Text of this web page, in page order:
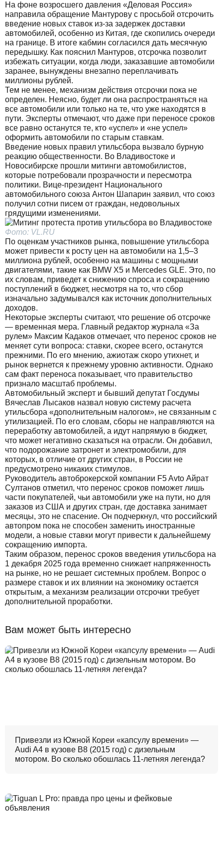
На фоне возросшего давления «Деловая Россия»
направила обращение Мантурову с просьбой отсрочить
введение новых ставок из-за задержек доставки
автомобилей, особенно из Китая, где скопились очереди
на границе. В итоге кабмин согласился дать месячную
передышку. Как пояснил Мантуров, отсрочка позволит
избежать ситуации, когда люди, заказавшие автомобили
заранее, вынуждены внезапно переплачивать
миллионы рублей.
Тем не менее, механизм действия отсрочки пока не
определен. Неясно, будет ли она распространяться на
все автомобили или только на те, что уже находятся в
пути. Эксперты отмечают, что даже при переносе сроков
все равно останутся те, кто «успел» и «не успел»
оформить автомобили по старым ставкам.
Введение новых правил утильсбора вызвало бурную
реакцию общественности. Во Владивостоке и
Новосибирске прошли митинги автомобилистов,
которые потребовали прозрачности и пересмотра
политики. Вице-президент Национального
автомобильного союза Антон Шапарин заявил, что союз
получил сотни писем от граждан, недовольных
грядущими изменениями.
Фото: VL.RU
По оценкам участников рынка, повышение утильсбора
может привести к росту цен на автомобили на 1,5–3
миллиона рублей, особенно на машины с мощными
двигателями, такие как BMW X5 и Mercedes GLE. Это, по
их словам, приведет к снижению спроса и сокращению
поступлений в бюджет, несмотря на то, что сбор
изначально задумывался как источник дополнительных
доходов.
Некоторые эксперты считают, что решение об отсрочке
— временная мера. Главный редактор журнала «За
рулем» Максим Кадаков отмечает, что перенос сроков не
меняет сути вопроса: ставки, скорее всего, останутся
прежними. По его мнению, ажиотаж скоро утихнет, и
рынок вернется к прежнему уровню активности. Однако
сам факт переноса показывает, что правительство
признало масштаб проблемы.
Автомобильный эксперт и бывший депутат Госдумы
Вячеслав Лысаков назвал новую систему расчета
утильсбора «дополнительным налогом», не связанным с
утилизацией. По его словам, сборы не направляются на
переработку автомобилей, а идут напрямую в бюджет,
что может негативно сказаться на отрасли. Он добавил,
что подорожание затронет и электромобили, для
которых, в отличие от других стран, в России не
предусмотрено никаких стимулов.
Руководитель автоброкерской компании F5 Avto Айрат
Султанов отметил, что перенос сроков поможет лишь
части покупателей, чьи автомобили уже на пути, но для
заказов из США и других стран, где доставка занимает
месяцы, это не спасение. Он подчеркнул, что российский
автопром пока не способен заменить иностранные
модели, а новые ставки могут привести к дальнейшему
сокращению импорта.
Таким образом, перенос сроков введения утильсбора на
1 декабря 2025 года временно снижает напряженность
на рынке, но не решает системных проблем. Вопрос о
размере ставок и их влиянии на экономику остается
открытым, а механизм реализации отсрочки требует
дополнительной проработки.
Вам может быть интересно
Привезли из Южной Кореи «капсулу времени» —
Audi A4 в кузове B8 (2015 год) с дизельным
мотором. Во сколько обошлась 11-летняя легенда?